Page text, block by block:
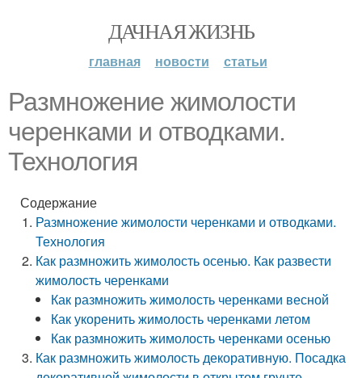
ДАЧНАЯ ЖИЗНЬ
главная новости статьи
Размножение жимолости
черенками и отводками.
Технология
Содержание
Размножение жимолости черенками и отводками.
Технология
Как размножить жимолость осенью. Как развести
жимолость черенками
Как размножить жимолость черенками весной
Как укоренить жимолость черенками летом
Как размножить жимолость черенками осенью
Как размножить жимолость декоративную. Посадка